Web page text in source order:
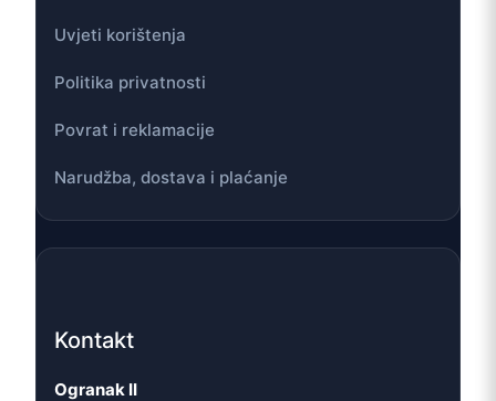
Uvjeti korištenja
Politika privatnosti
Povrat i reklamacije
Narudžba, dostava i plaćanje
Kontakt
Ogranak II